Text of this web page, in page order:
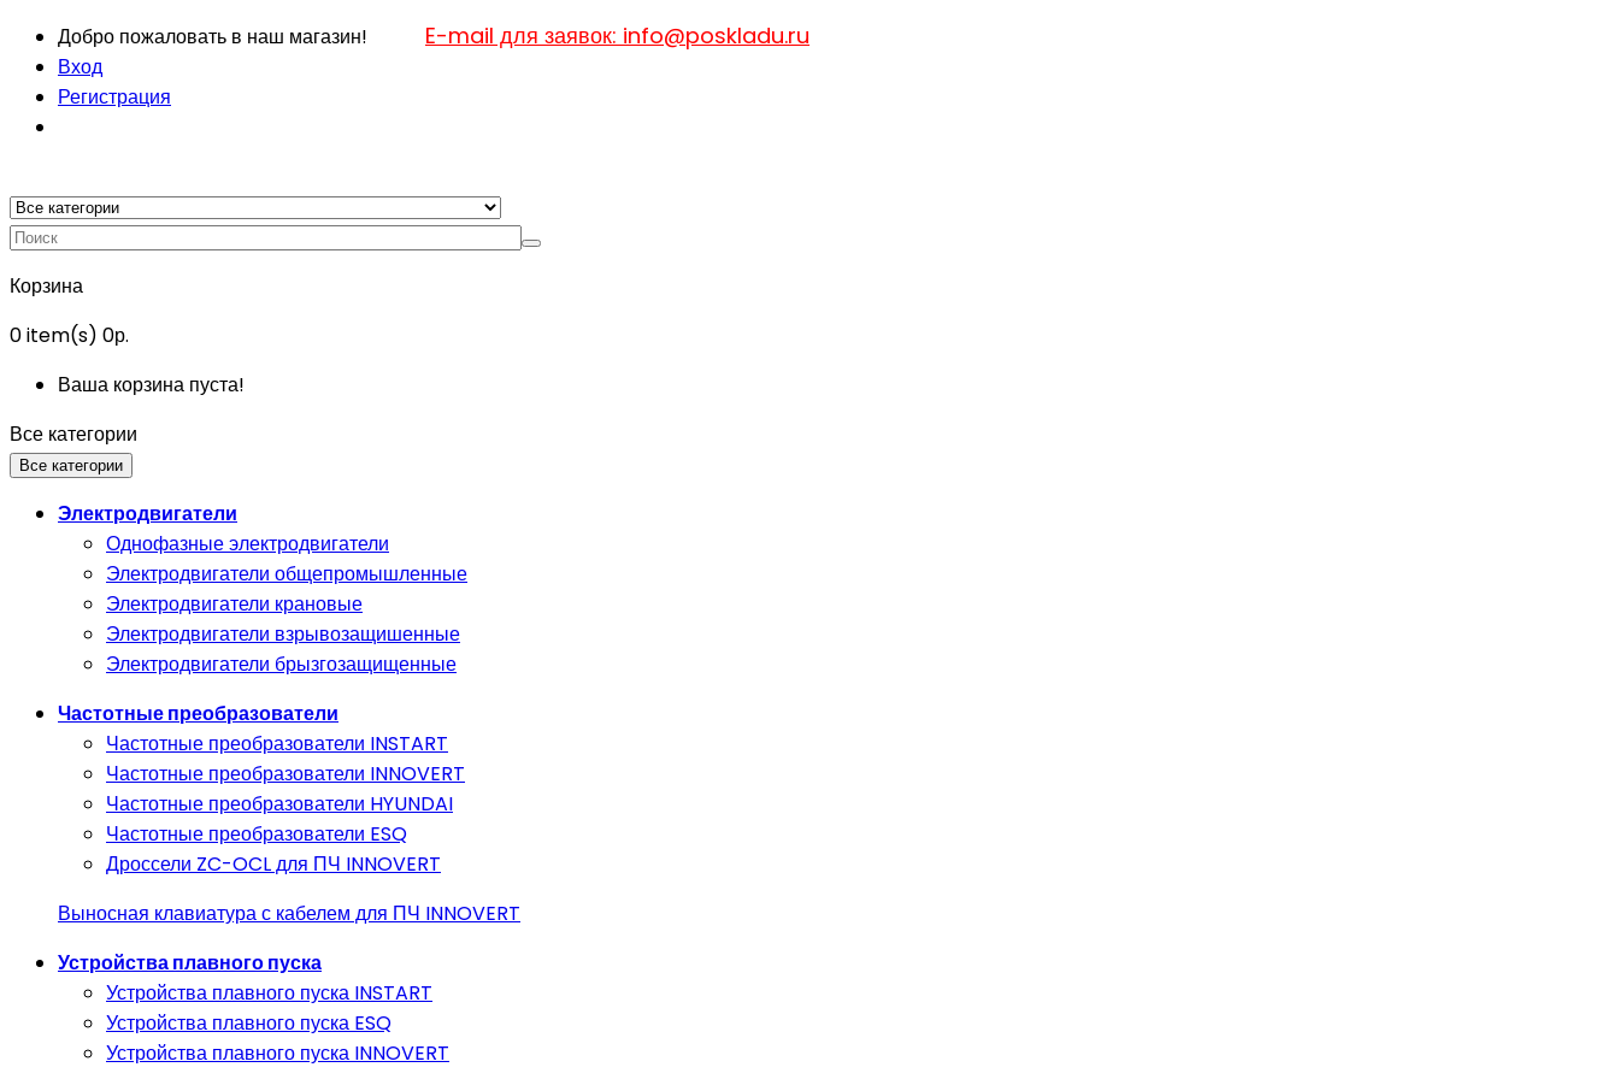
Добро пожаловать в наш магазин! E-mail для заявок: info@poskladu.ru
Вход
Регистрация
Корзина
0item(s) 0р.
Ваша корзина пуста!
Все категории
Все категории
Электродвигатели
Однофазные электродвигатели
Электродвигатели общепромышленные
Электродвигатели крановые
Электродвигатели взрывозащишенные
Электродвигатели брызгозащищенные
Частотные преобразователи
Частотные преобразователи INSTART
Частотные преобразователи INNOVERT
Частотные преобразователи HYUNDAI
Частотные преобразователи ESQ
Дроссели ZC-OCL для ПЧ INNOVERT
Выносная клавиатура с кабелем для ПЧ INNOVERT
Устройства плавного пуска
Устройства плавного пуска INSTART
Устройства плавного пуска ESQ
Устройства плавного пуска INNOVERT